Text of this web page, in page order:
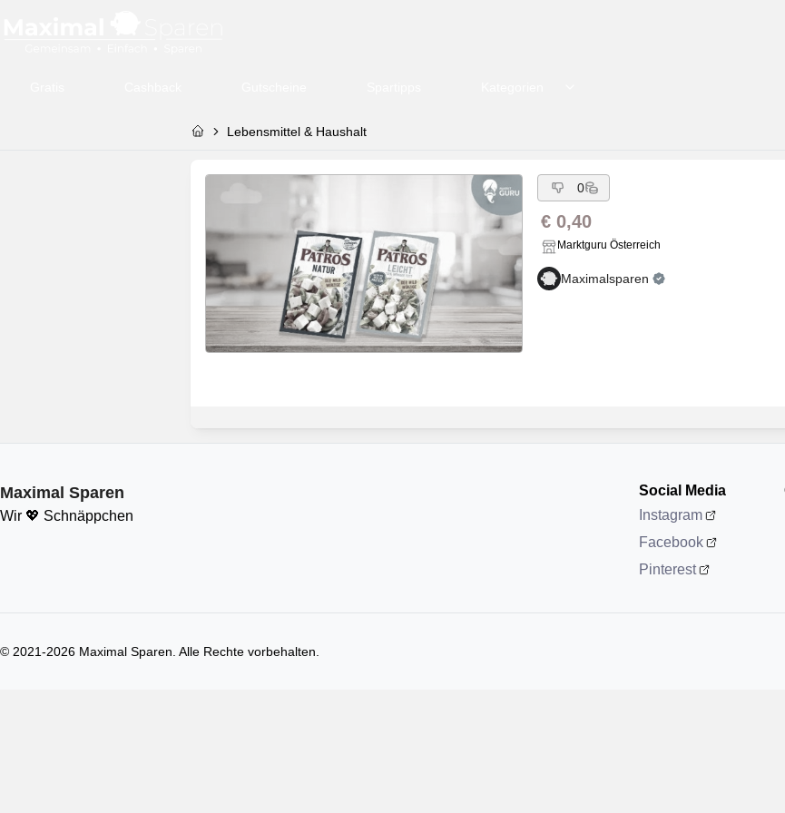
Lebensmittel & Haushalt
0
€ 0,40
Marktguru Österreich
Maximalsparen
Maximal Sparen
Wir 💖 Schnäppchen
Social Media
Instagram
Facebook
Pinterest
© 2021-2026 Maximal Sparen. Alle Rechte vorbehalten.